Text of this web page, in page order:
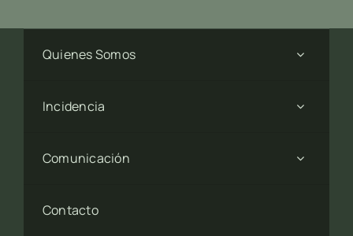
Quienes Somos
Incidencia
Comunicación
Contacto